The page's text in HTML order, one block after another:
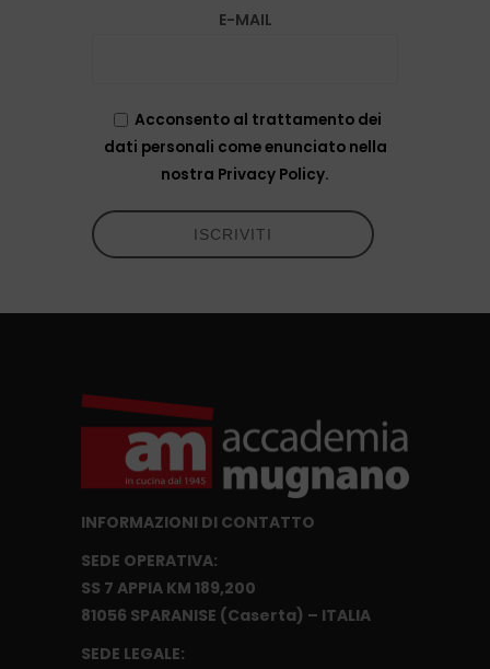
E-MAIL
Acconsento al trattamento dei
dati personali come enunciato nella
nostra Privacy Policy.
INFORMAZIONI DI CONTATTO
SEDE OPERATIVA:
SS 7 APPIA KM 189,200
81056 SPARANISE (Caserta) – ITALIA
SEDE LEGALE: